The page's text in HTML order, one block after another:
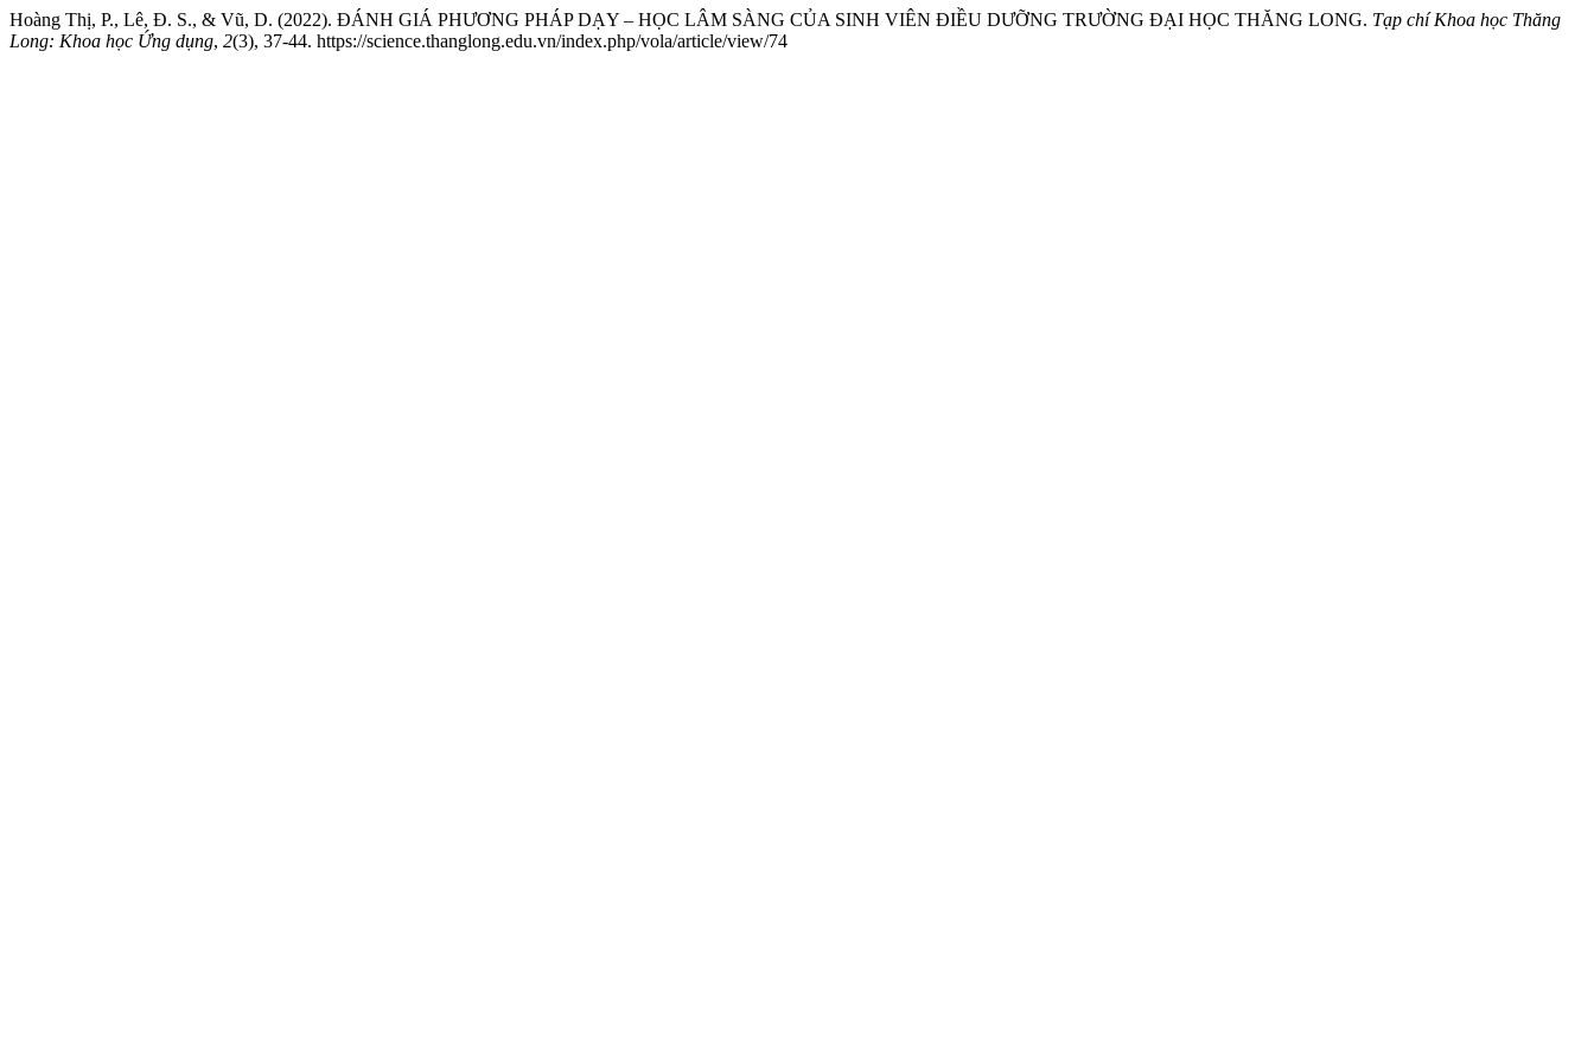
Hoàng Thị, P., Lê, Đ. S., & Vũ, D. (2022). ĐÁNH GIÁ PHƯƠNG PHÁP DẠY – HỌC LÂM SÀNG CỦA SINH VIÊN ĐIỀU DƯỠNG TRƯỜNG ĐẠI HỌC THĂNG LONG. Tạp chí Khoa học Thăng
Long: Khoa học Ứng dụng, 2(3), 37-44. https://science.thanglong.edu.vn/index.php/vola/article/view/74